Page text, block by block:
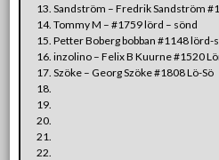
13. Sandström – Fredrik Sandström
14. Tommy M – #1759 lörd – sönd
15. Petter Boberg bobban #1148 lörd-
16. inzolino – Felix B Kuurne #1520
17. Szöke – Georg Szöke #1808 Lö-Sö
18.
19.
20.
21.
22.